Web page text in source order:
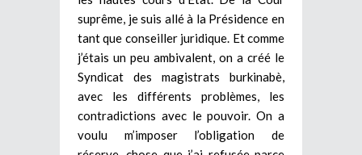
suprême, je suis allé à la Présidence en
tant que conseiller juridique. Et comme
j’étais un peu ambivalent, on a créé le
Syndicat des magistrats burkinabè,
avec les différents problèmes, les
contradictions avec le pouvoir. On a
voulu m’imposer l’obligation de